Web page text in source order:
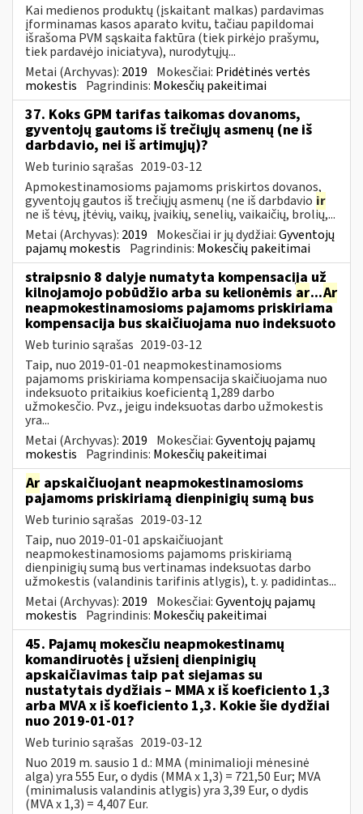
Kai medienos produktų (įskaitant malkas) pardavimas
įforminamas kasos aparato kvitu, tačiau papildomai
išrašoma PVM sąskaita faktūra (tiek pirkėjo prašymu,
tiek pardavėjo iniciatyva), nurodytųjų...
Metai (Archyvas): 2019 Mokesčiai: Pridėtinės vertės
mokestis Pagrindinis: Mokesčių pakeitimai
37. Koks GPM tarifas taikomas dovanoms,
gyventojų gautoms iš trečiųjų asmenų (ne iš
darbdavio, nei iš artimųjų)?
Web turinio sąrašas 2019-03-12
Apmokestinamosioms pajamoms priskirtos dovanos,
gyventojų gautos iš trečiųjų asmenų (ne iš darbdavio ir
ne iš tėvų, įtėvių, vaikų, įvaikių, senelių, vaikaičių, brolių,...
Metai (Archyvas): 2019 Mokesčiai ir jų dydžiai:Gyventojų
pajamų mokestis Pagrindinis: Mokesčių pakeitimai
straipsnio 8 dalyje numatyta kompensacija už
kilnojamojo pobūdžio arba su kelionėmis ar...Ar
neapmokestinamosioms pajamoms priskiriama
kompensacija bus skaičiuojama nuo indeksuoto
Web turinio sąrašas 2019-03-12
Taip, nuo 2019-01-01 neapmokestinamosioms
pajamoms priskiriama kompensacija skaičiuojama nuo
indeksuoto pritaikius koeficientą 1,289 darbo
užmokesčio. Pvz., jeigu indeksuotas darbo užmokestis
yra...
Metai (Archyvas): 2019 Mokesčiai:Gyventojų pajamų
mokestis Pagrindinis: Mokesčių pakeitimai
Ar apskaičiuojant neapmokestinamosioms
pajamoms priskiriamą dienpinigių sumą bus
Web turinio sąrašas 2019-03-12
Taip, nuo 2019-01-01 apskaičiuojant
neapmokestinamosioms pajamoms priskiriamą
dienpinigių sumą bus vertinamas indeksuotas darbo
užmokestis (valandinis tarifinis atlygis), t. y. padidintas...
Metai (Archyvas): 2019 Mokesčiai:Gyventojų pajamų
mokestis Pagrindinis: Mokesčių pakeitimai
45. Pajamų mokesčiu neapmokestinamų
komandiruotės į užsienį dienpinigių
apskaičiavimas taip pat siejamas su
nustatytais dydžiais – MMA x iš koeficiento 1,3
arba MVA x iš koeficiento 1,3. Kokie šie dydžiai
nuo 2019-01-01?
Web turinio sąrašas 2019-03-12
Nuo 2019 m. sausio 1 d.: MMA (minimalioji mėnesinė
alga) yra 555 Eur, o dydis (MMA x 1,3) = 721,50 Eur; MVA
(minimalusis valandinis atlygis) yra 3,39 Eur, o dydis
(MVA x 1,3) = 4,407 Eur.